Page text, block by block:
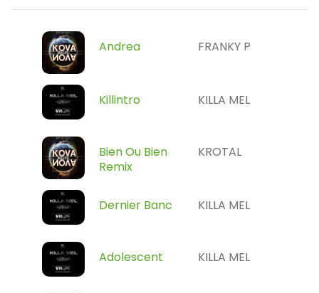
Andrea FRANKY P
Killintro KILLA MEL
Bien Ou Bien
Remix
KROTAL
Dernier Banc KILLA MEL
Adolescent KILLA MEL